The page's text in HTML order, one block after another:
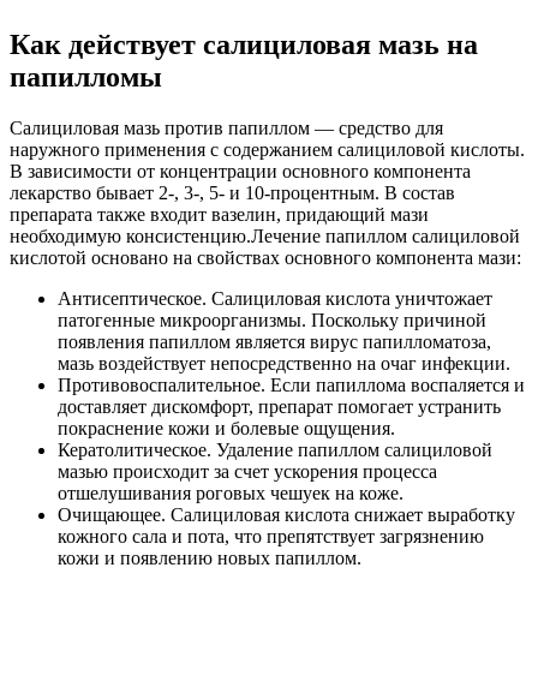
Как действует салициловая мазь на
папилломы
Салициловая мазь против папиллом — средство для
наружного применения с содержанием салициловой кислоты.
В зависимости от концентрации основного компонента
лекарство бывает 2-, 3-, 5- и 10-процентным. В состав
препарата также входит вазелин, придающий мази
необходимую консистенцию.Лечение папиллом салициловой
кислотой основано на свойствах основного компонента мази:
Антисептическое. Салициловая кислота уничтожает
патогенные микроорганизмы. Поскольку причиной
появления папиллом является вирус папилломатоза,
мазь воздействует непосредственно на очаг инфекции.
Противовоспалительное. Если папиллома воспаляется и
доставляет дискомфорт, препарат помогает устранить
покраснение кожи и болевые ощущения.
Кератолитическое. Удаление папиллом салициловой
мазью происходит за счет ускорения процесса
отшелушивания роговых чешуек на коже.
Очищающее. Салициловая кислота снижает выработку
кожного сала и пота, что препятствует загрязнению
кожи и появлению новых папиллом.